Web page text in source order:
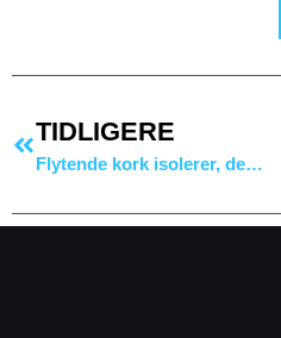
TIDLIGERE
Flytende kork isolerer, demper lyd og gir et unikt uttrykk